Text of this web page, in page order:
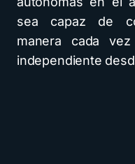
sea capaz de
manera cada
independiente